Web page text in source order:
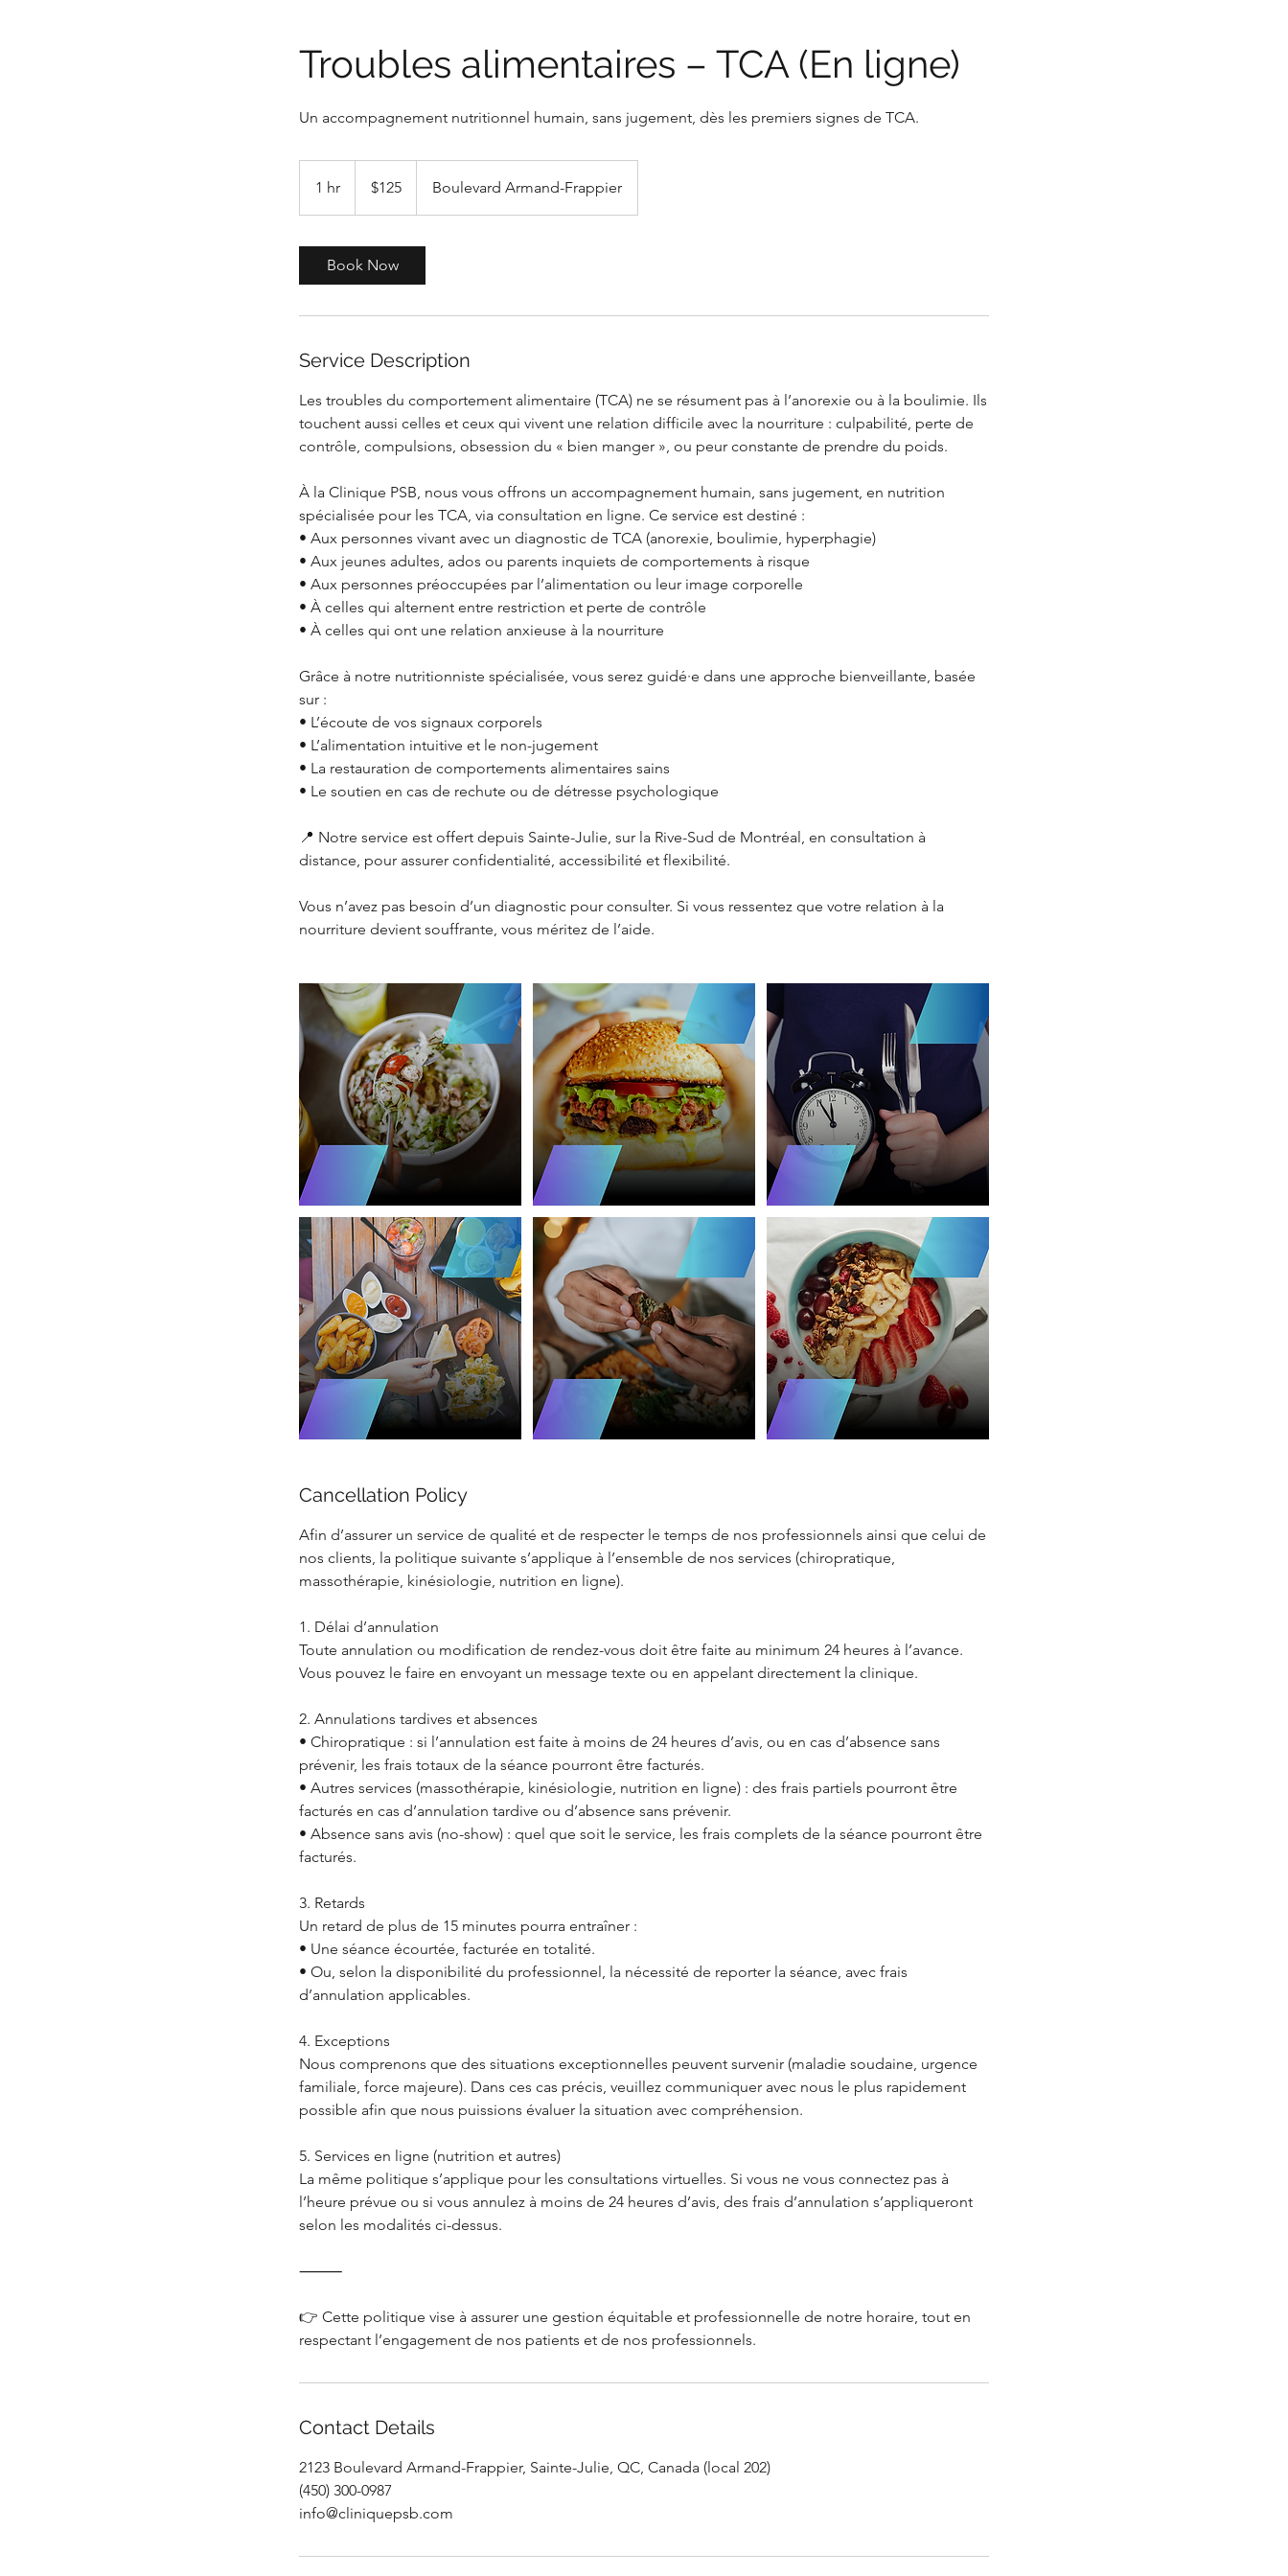
Troubles alimentaires – TCA (En ligne)
Un accompagnement nutritionnel humain, sans jugement, dès les premiers signes de TCA.
1 hr
h
dollars$125 Boulevard Armand-Frappier
Book Now
Service Description
Les troubles du comportement alimentaire (TCA) ne se résument pas à l’anorexie ou à la boulimie. Ils
touchent aussi celles et ceux qui vivent une relation difficile avec la nourriture : culpabilité, perte de
contrôle, compulsions, obsession du « bien manger », ou peur constante de prendre du poids.
À la Clinique PSB, nous vous offrons un accompagnement humain, sans jugement, en nutrition
spécialisée pour les TCA, via consultation en ligne. Ce service est destiné :
• Aux personnes vivant avec un diagnostic de TCA (anorexie, boulimie, hyperphagie)
• Aux jeunes adultes, ados ou parents inquiets de comportements à risque
• Aux personnes préoccupées par l’alimentation ou leur image corporelle
• À celles qui alternent entre restriction et perte de contrôle
• À celles qui ont une relation anxieuse à la nourriture
Grâce à notre nutritionniste spécialisée, vous serez guidé·e dans une approche bienveillante, basée
sur :
• L’écoute de vos signaux corporels
• L’alimentation intuitive et le non-jugement
• La restauration de comportements alimentaires sains
• Le soutien en cas de rechute ou de détresse psychologique
📍 Notre service est offert depuis Sainte-Julie, sur la Rive-Sud de Montréal, en consultation à
distance, pour assurer confidentialité, accessibilité et flexibilité.
Vous n’avez pas besoin d’un diagnostic pour consulter. Si vous ressentez que votre relation à la
nourriture devient souffrante, vous méritez de l’aide.
Cancellation Policy
Afin d’assurer un service de qualité et de respecter le temps de nos professionnels ainsi que celui de
nos clients, la politique suivante s’applique à l’ensemble de nos services (chiropratique,
massothérapie, kinésiologie, nutrition en ligne).
1. Délai d’annulation
Toute annulation ou modification de rendez-vous doit être faite au minimum 24 heures à l’avance.
Vous pouvez le faire en envoyant un message texte ou en appelant directement la clinique.
2. Annulations tardives et absences
• Chiropratique : si l’annulation est faite à moins de 24 heures d’avis, ou en cas d’absence sans
prévenir, les frais totaux de la séance pourront être facturés.
• Autres services (massothérapie, kinésiologie, nutrition en ligne) : des frais partiels pourront être
facturés en cas d’annulation tardive ou d’absence sans prévenir.
• Absence sans avis (no-show) : quel que soit le service, les frais complets de la séance pourront être
facturés.
3. Retards
Un retard de plus de 15 minutes pourra entraîner :
• Une séance écourtée, facturée en totalité.
• Ou, selon la disponibilité du professionnel, la nécessité de reporter la séance, avec frais
d’annulation applicables.
4. Exceptions
Nous comprenons que des situations exceptionnelles peuvent survenir (maladie soudaine, urgence
familiale, force majeure). Dans ces cas précis, veuillez communiquer avec nous le plus rapidement
possible afin que nous puissions évaluer la situation avec compréhension.
5. Services en ligne (nutrition et autres)
La même politique s’applique pour les consultations virtuelles. Si vous ne vous connectez pas à
l’heure prévue ou si vous annulez à moins de 24 heures d’avis, des frais d’annulation s’appliqueront
selon les modalités ci-dessus.
⸻
👉 Cette politique vise à assurer une gestion équitable et professionnelle de notre horaire, tout en
Contact Details
2123 Boulevard Armand-Frappier, Sainte-Julie, QC, Canada (local 202)
(450) 300-0987
info@cliniquepsb.com